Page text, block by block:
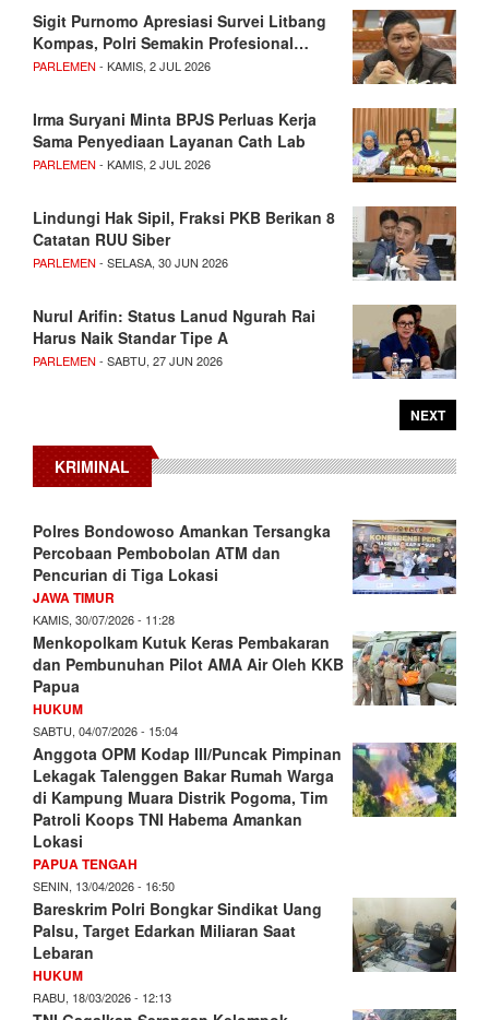
Sigit Purnomo Apresiasi Survei Litbang
Kompas, Polri Semakin Profesional…
PARLEMEN - KAMIS, 2 JUL 2026
Irma Suryani Minta BPJS Perluas Kerja
Sama Penyediaan Layanan Cath Lab
PARLEMEN - KAMIS, 2 JUL 2026
Lindungi Hak Sipil, Fraksi PKB Berikan 8
Catatan RUU Siber
PARLEMEN - SELASA, 30 JUN 2026
Nurul Arifin: Status Lanud Ngurah Rai
Harus Naik Standar Tipe A
PARLEMEN - SABTU, 27 JUN 2026
NEXT
KRIMINAL
Polres Bondowoso Amankan Tersangka
Percobaan Pembobolan ATM dan
Pencurian di Tiga Lokasi
JAWA TIMUR
KAMIS, 30/07/2026 - 11:28
Menkopolkam Kutuk Keras Pembakaran
dan Pembunuhan Pilot AMA Air Oleh KKB
Papua
HUKUM
SABTU, 04/07/2026 - 15:04
Anggota OPM Kodap III/Puncak Pimpinan
Lekagak Talenggen Bakar Rumah Warga
di Kampung Muara Distrik Pogoma, Tim
Patroli Koops TNI Habema Amankan
Lokasi
PAPUA TENGAH
SENIN, 13/04/2026 - 16:50
Bareskrim Polri Bongkar Sindikat Uang
Palsu, Target Edarkan Miliaran Saat
Lebaran
HUKUM
RABU, 18/03/2026 - 12:13